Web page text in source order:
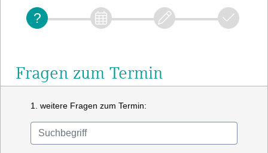
Fragen zum Termin
1. weitere Fragen zum Termin: